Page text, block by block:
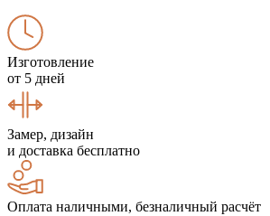
Изготовление
от 5 дней
Замер, дизайн
и доставка бесплатно
Оплата наличными, безналичный расчёт